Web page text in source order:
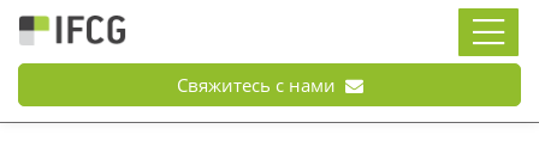
Свяжитесь с нами